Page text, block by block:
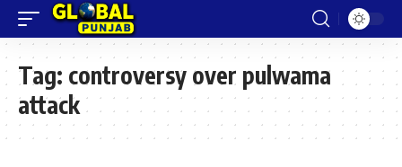
Tag: controversy over pulwama
attack